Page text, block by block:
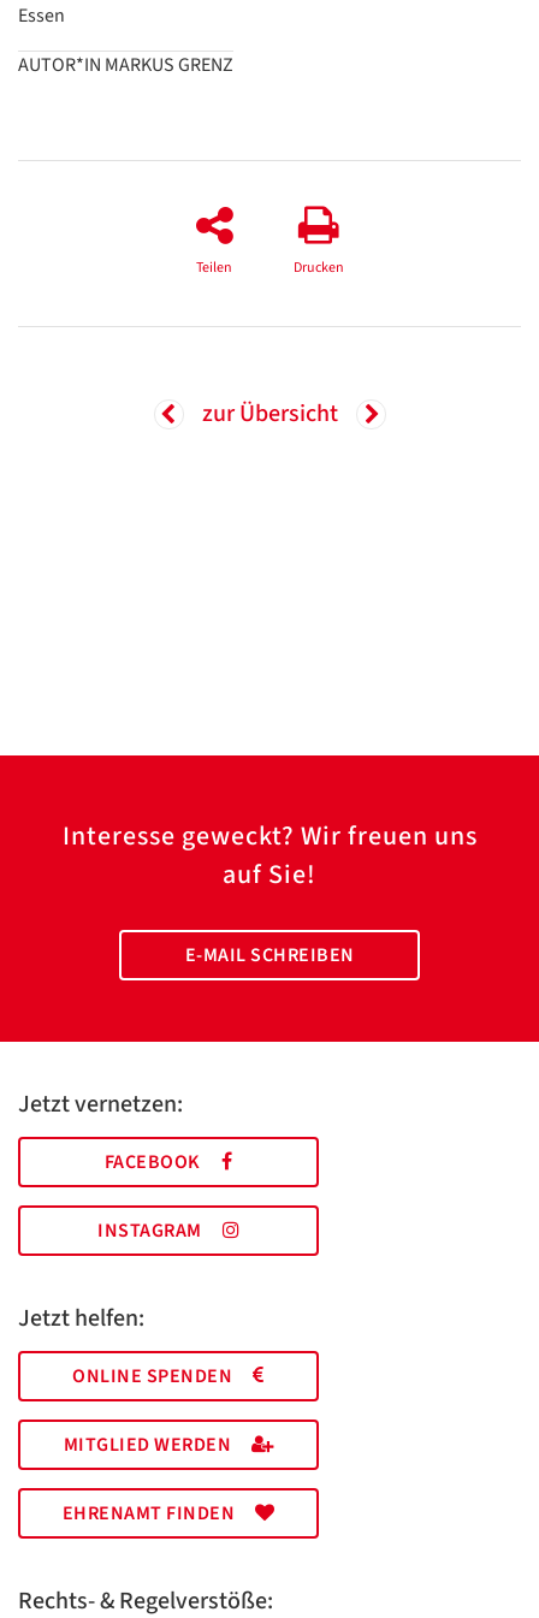
Essen
AUTOR*IN MARKUS GRENZ
Teilen Drucken
zur Übersicht
Interesse geweckt? Wir freuen uns
auf Sie!
E-MAIL SCHREIBEN
Jetzt vernetzen:
FACEBOOK
INSTAGRAM
Jetzt helfen:
ONLINE SPENDEN
MITGLIED WERDEN
EHRENAMT FINDEN
Rechts- & Regelverstöße:
ZURÜCK
/